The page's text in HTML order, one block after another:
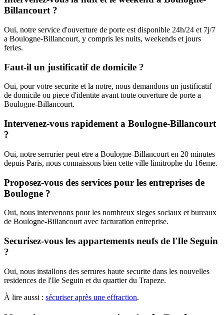
Billancourt ?
Oui, notre service d'ouverture de porte est disponible 24h/24 et 7j/7
a Boulogne-Billancourt, y compris les nuits, weekends et jours
feries.
Faut-il un justificatif de domicile ?
Oui, pour votre securite et la notre, nous demandons un justificatif
de domicile ou piece d'identite avant toute ouverture de porte a
Boulogne-Billancourt.
Intervenez-vous rapidement a Boulogne-Billancourt
?
Oui, notre serrurier peut etre a Boulogne-Billancourt en 20 minutes
depuis Paris, nous connaissons bien cette ville limitrophe du 16eme.
Proposez-vous des services pour les entreprises de
Boulogne ?
Oui, nous intervenons pour les nombreux sieges sociaux et bureaux
de Boulogne-Billancourt avec facturation entreprise.
Securisez-vous les appartements neufs de l'Ile Seguin
?
Oui, nous installons des serrures haute securite dans les nouvelles
residences de l'Ile Seguin et du quartier du Trapeze.
À lire aussi : sécuriser après une effraction.